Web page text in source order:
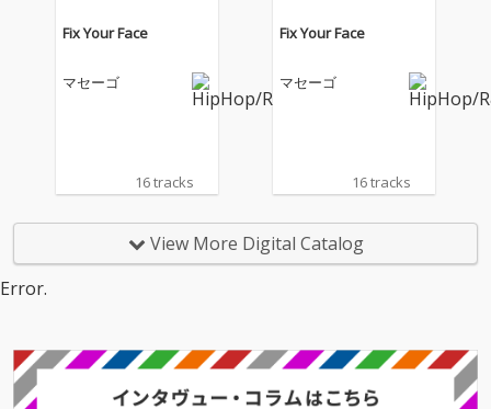
Fix Your Face
マセーゴ
16 tracks
Fix Your Face
マセーゴ
16 tracks
View More Digital Catalog
Error.